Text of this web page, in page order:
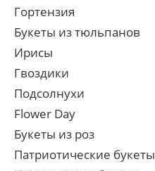
Гортензия
Букеты из тюльпанов
Ирисы
Гвоздики
Подсолнухи
Flower Day
Букеты из роз
Патриотические букеты